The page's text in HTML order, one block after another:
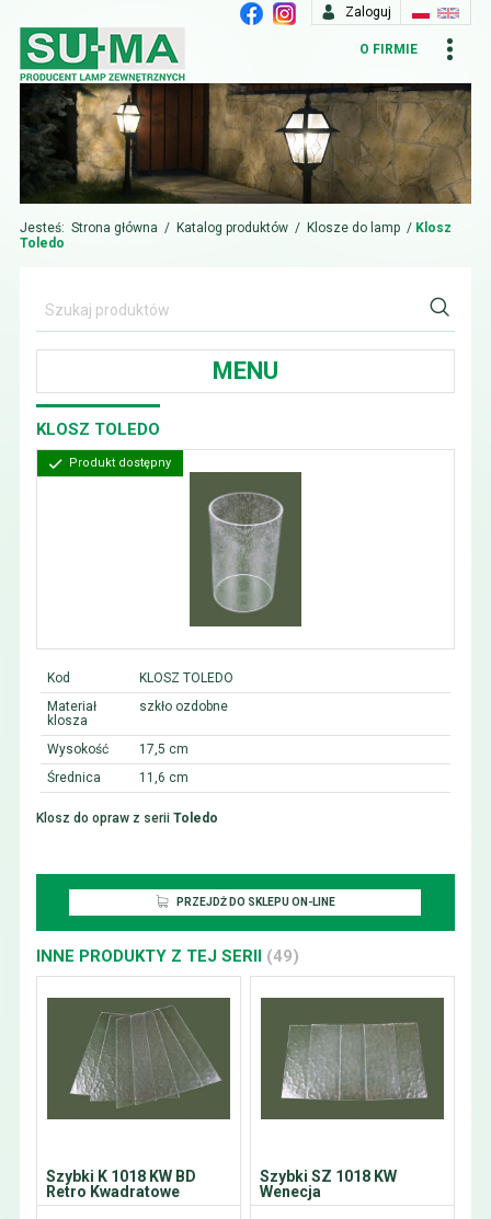
Zaloguj
O FIRMIE
Jesteś: Strona główna / Katalog produktów / Klosze do lamp / Klosz
Toledo
MENU
KLOSZ TOLEDO
Produkt dostępny
Kod
KLOSZ TOLEDO
Materiał
klosza
szkło ozdobne
Wysokość
17,5 cm
Średnica
11,6 cm
Klosz do opraw z serii Toledo
PRZEJDŻ DO SKLEPU ON-LINE
INNE PRODUKTY Z TEJ SERII (49)
Szybki K 1018 KW BD
Retro Kwadratowe
Szybki SZ 1018 KW
Wenecja